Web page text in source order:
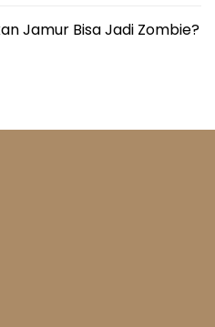
Jamur Bisa Jadi Zombie?